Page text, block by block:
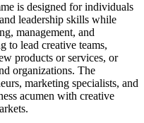
is designed for individuals
leadership skills while
management, and
to lead creative teams,
products or services, or
organizations. The
marketing specialists, and
acumen with creative